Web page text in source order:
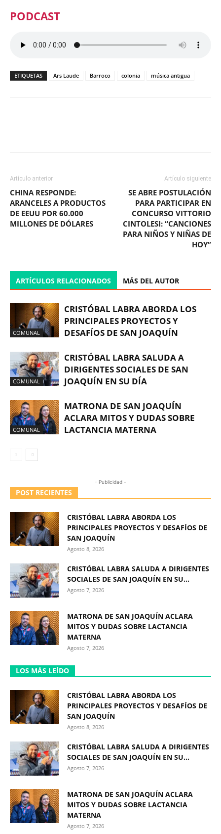
PODCAST
ETIQUETAS Ars Laude Barroco colonia música antigua
Artículo anterior
CHINA RESPONDE:
ARANCELES A PRODUCTOS
DE EEUU POR 60.000
MILLONES DE DÓLARES
Artículo siguiente
SE ABRE POSTULACIÓN
PARA PARTICIPAR EN
CONCURSO VITTORIO
CINTOLESI: “CANCIONES
PARA NIÑOS Y NIÑAS DE
HOY”
ARTÍCULOS RELACIONADOS MÁS DEL AUTOR
COMUNAL
CRISTÓBAL LABRA ABORDA LOS
PRINCIPALES PROYECTOS Y
DESAFÍOS DE SAN JOAQUÍN
COMUNAL
CRISTÓBAL LABRA SALUDA A
DIRIGENTES SOCIALES DE SAN
JOAQUÍN EN SU DÍA
COMUNAL
MATRONA DE SAN JOAQUÍN
ACLARA MITOS Y DUDAS SOBRE
LACTANCIA MATERNA
- Publicidad -
POST RECIENTES
CRISTÓBAL LABRA ABORDA LOS
PRINCIPALES PROYECTOS Y DESAFÍOS DE
SAN JOAQUÍN
Agosto 8, 2026
CRISTÓBAL LABRA SALUDA A DIRIGENTES
SOCIALES DE SAN JOAQUÍN EN SU...
Agosto 7, 2026
MATRONA DE SAN JOAQUÍN ACLARA
MITOS Y DUDAS SOBRE LACTANCIA
MATERNA
Agosto 7, 2026
LOS MÁS LEÍDO
CRISTÓBAL LABRA ABORDA LOS
PRINCIPALES PROYECTOS Y DESAFÍOS DE
SAN JOAQUÍN
Agosto 8, 2026
CRISTÓBAL LABRA SALUDA A DIRIGENTES
SOCIALES DE SAN JOAQUÍN EN SU...
Agosto 7, 2026
MATRONA DE SAN JOAQUÍN ACLARA
MITOS Y DUDAS SOBRE LACTANCIA
MATERNA
Agosto 7, 2026